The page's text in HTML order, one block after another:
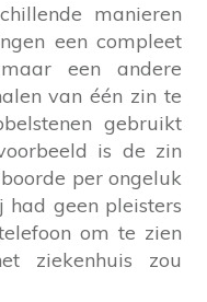
manieren
een compleet
een andere
van één zin te
gebruikt
is de zin
per ongeluk
geen pleisters
om te zien
ziekenhuis zou